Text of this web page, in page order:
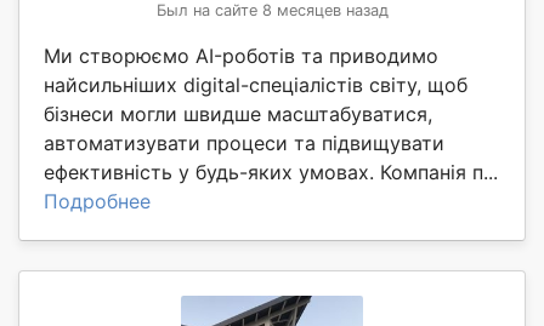
Был на сайте 8 месяцев назад
Ми створюємо AI-роботів та приводимо
найсильніших digital-спеціалістів світу, щоб
бізнеси могли швидше масштабуватися,
автоматизувати процеси та підвищувати
ефективність у будь-яких умовах. Компанія п...
Подробнее